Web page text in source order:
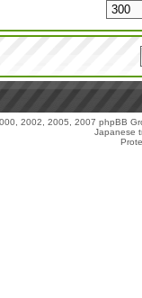
2002, 2005, 2007 phpBB
Japanese